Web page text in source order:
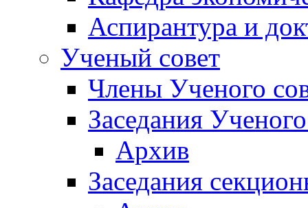
Аспирантура и
Ученый совет
Члены Ученого
Заседания
Архив
Заседания